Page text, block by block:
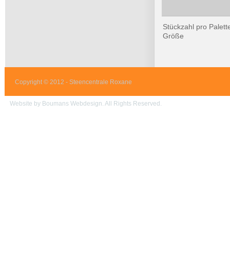
Stückzahl pro
Größe
Copyright © 2012 - Steencentrale Roxane
Website by Boumans Webdesign. All Rights Reserved.